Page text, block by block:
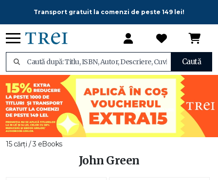
Transport gratuit la comenzi de peste 149 lei!
Caută
15 cărți / 3 eBooks
John Green